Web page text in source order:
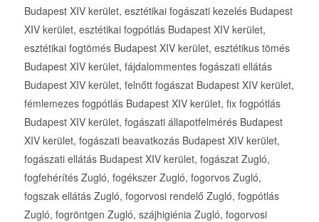
Budapest XIV kerület, esztétikai fogászati kezelés Budapest
XIV kerület, esztétikai fogpótlás Budapest XIV kerület,
esztétikai fogtömés Budapest XIV kerület, esztétikus tömés
Budapest XIV kerület, fájdalommentes fogászati ellátás
Budapest XIV kerület, felnőtt fogászat Budapest XIV kerület,
fémlemezes fogpótlás Budapest XIV kerület, fix fogpótlás
Budapest XIV kerület, fogászati állapotfelmérés Budapest
XIV kerület, fogászati beavatkozás Budapest XIV kerület,
fogászati ellátás Budapest XIV kerület, fogászat Zugló,
fogfehérítés Zugló, fogékszer Zugló, fogorvos Zugló,
fogszak ellátás Zugló, fogorvosi rendelő Zugló, fogpótlás
Zugló, fogröntgen Zugló, szájhigiénia Zugló, fogorvosi